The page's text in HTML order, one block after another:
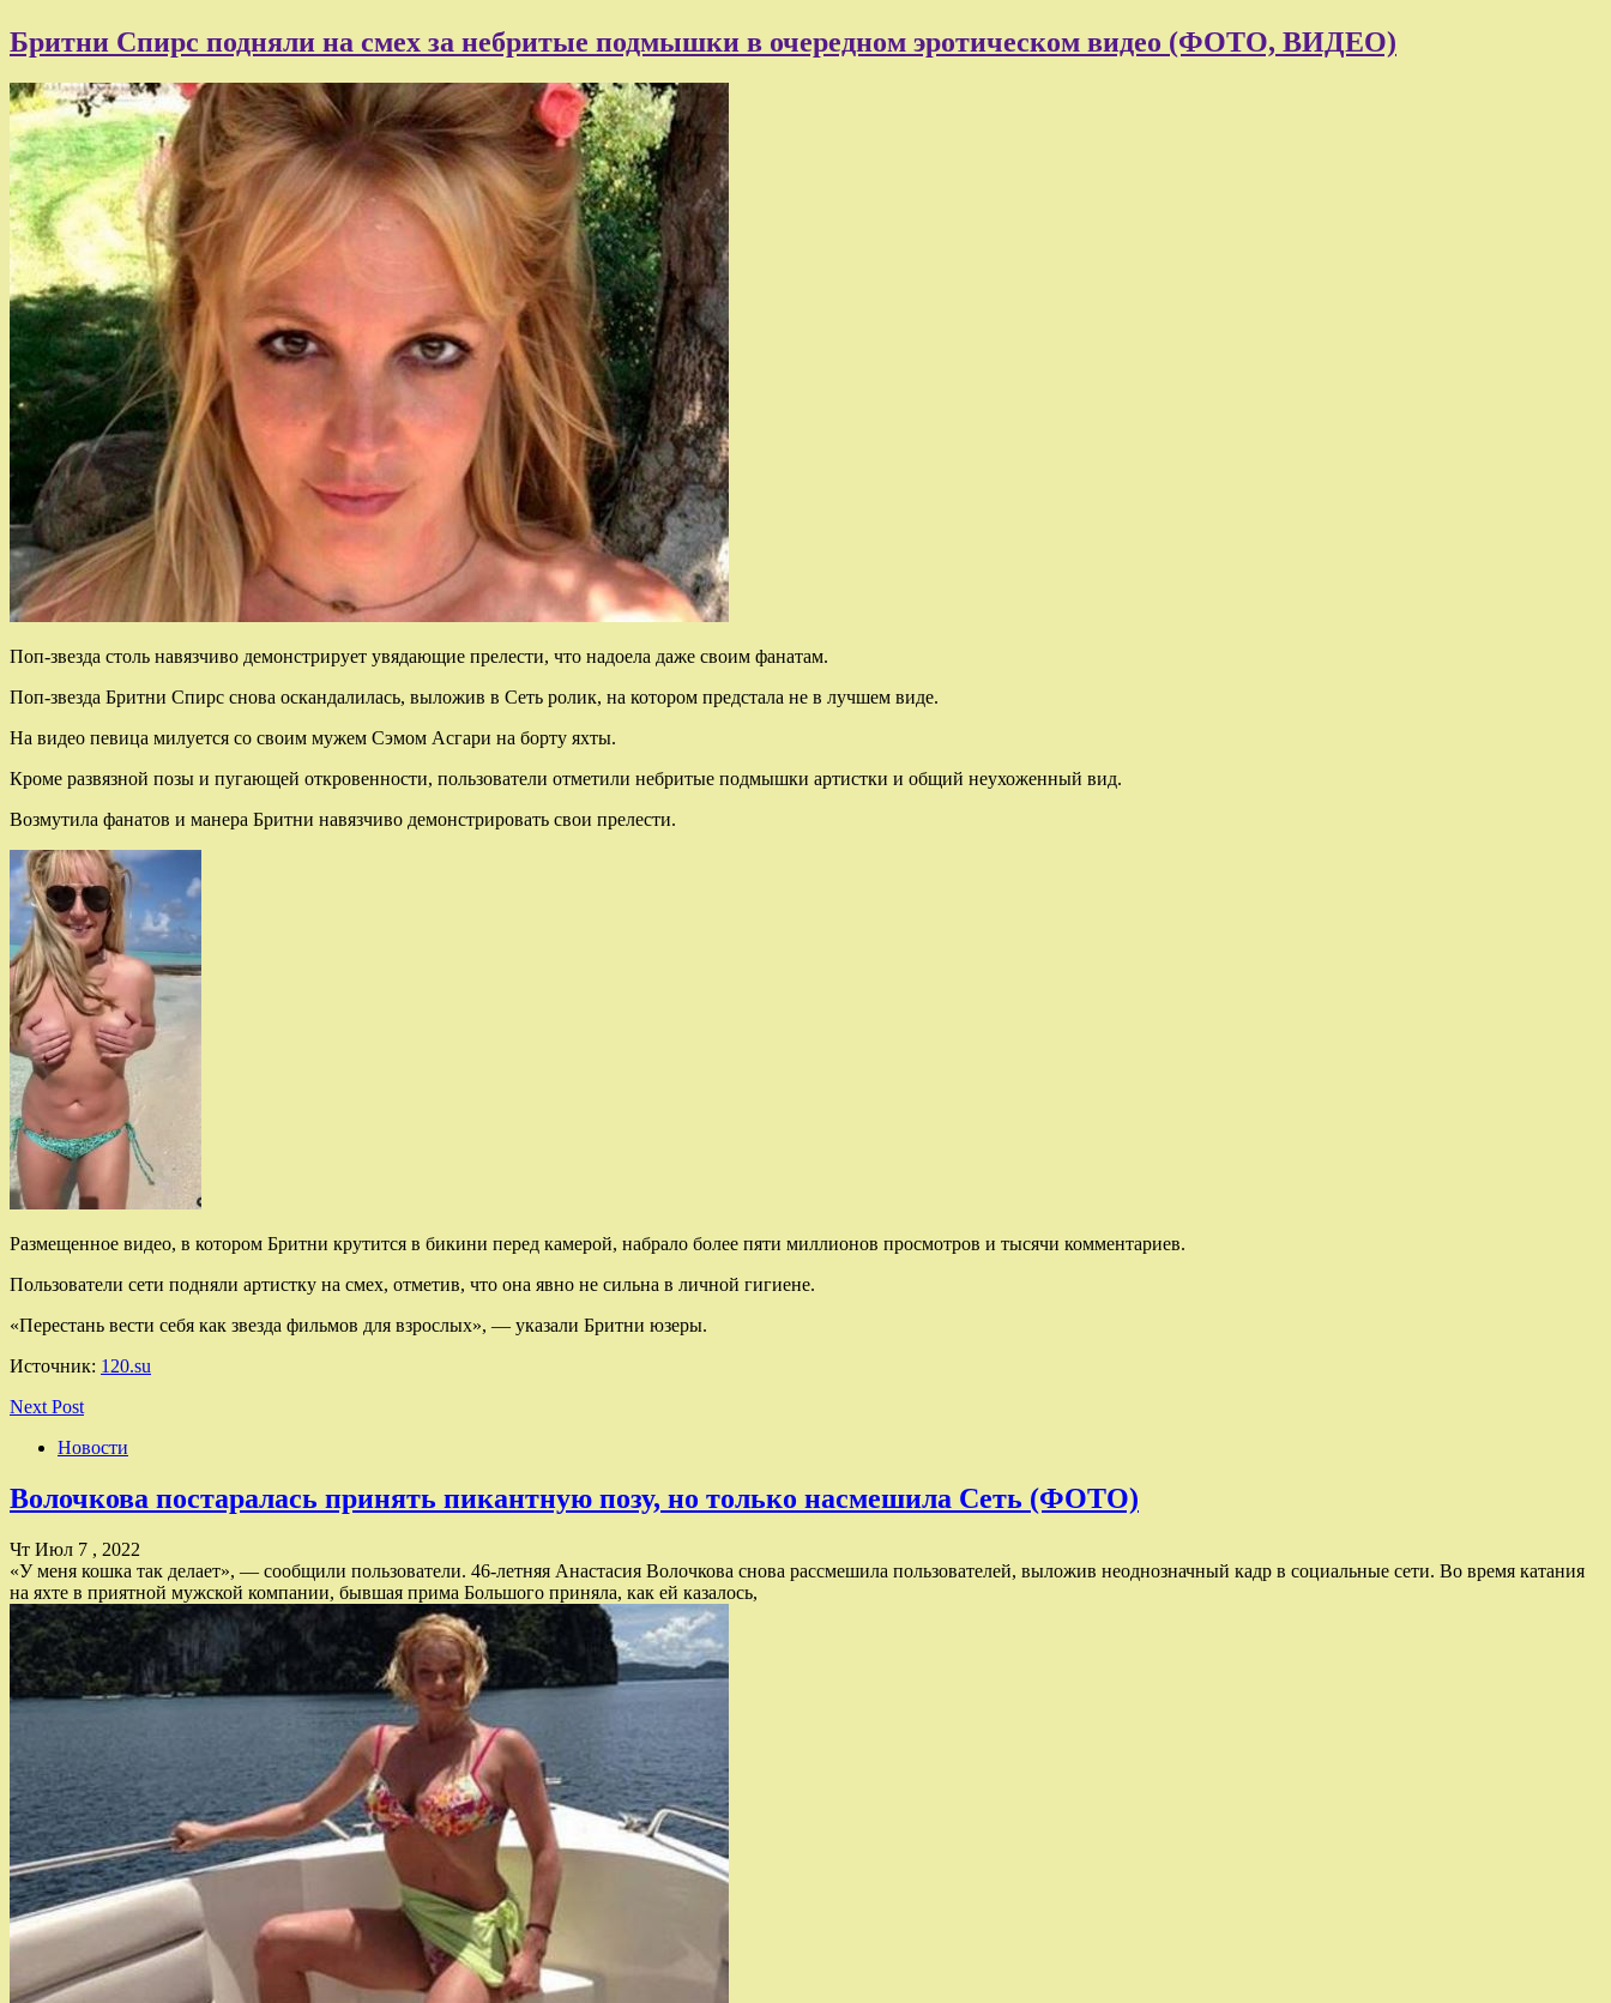
Бритни Спирс подняли на смех за небритые подмышки в очередном эротическом видео (ФОТО, ВИДЕО)
Поп-звезда столь навязчиво демонстрирует увядающие прелести, что надоела даже своим фанатам.
Поп-звезда Бритни Спирс снова оскандалилась, выложив в Сеть ролик, на котором предстала не в лучшем виде.
На видео певица милуется со своим мужем Сэмом Асгари на борту яхты.
Кроме развязной позы и пугающей откровенности, пользователи отметили небритые подмышки артистки и общий неухоженный вид.
Возмутила фанатов и манера Бритни навязчиво демонстрировать свои прелести.
Размещенное видео, в котором Бритни крутится в бикини перед камерой, набрало более пяти миллионов просмотров и тысячи комментариев.
Пользователи сети подняли артистку на смех, отметив, что она явно не сильна в личной гигиене.
«Перестань вести себя как звезда фильмов для взрослых», — указали Бритни юзеры.
Источник: 120.su
Next Post
Новости
Волочкова постаралась принять пикантную позу, но только насмешила Сеть (ФОТО)
Чт Июл 7 , 2022
«У меня кошка так делает», — сообщили пользователи. 46-летняя Анастасия Волочкова снова рассмешила пользователей, выложив неоднозначный кадр в социальные сети. Во время катания
на яхте в приятной мужской компании, бывшая прима Большого приняла, как ей казалось,